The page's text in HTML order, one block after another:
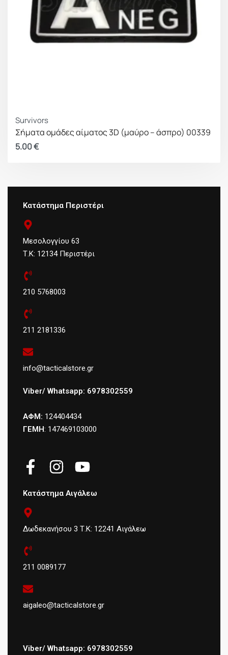
Survivors
Σήματα ομάδες αίματος 3D (μαύρο – άσπρο) 00339
5.00€
Κατάστημα Περιστέρι
Μεσολογγίου 63
Τ.Κ: 12134 Περιστέρι
210 5768003
211 2181336
info@tacticalstore.gr
Viber/ Whatsapp: 6978302559
ΑΦΜ: 124404434
ΓΕΜΗ: 147469103000
Κατάστημα Αιγάλεω
Δωδεκανήσου 3 Τ.Κ: 12241 Αιγάλεω
211 0089177
aigaleo@tacticalstore.gr
Viber/ Whatsapp: 6978302559